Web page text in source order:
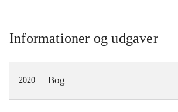
Informationer og udgaver
2020 Bog